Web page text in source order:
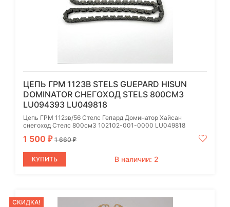
ЦЕПЬ ГРМ 112ЗВ STELS GUEPARD HISUN
DOMINATOR СНЕГОХОД STELS 800СМ3
LU094393 LU049818
Цепь ГРМ 112зв/56 Стелс Гепард Доминатор Хайсан
снегоход Стелс 800см3 102102-001-0000 LU049818
1 500 ₽ 1 660₽
КУПИТЬ В наличии: 2
СКИДКА!